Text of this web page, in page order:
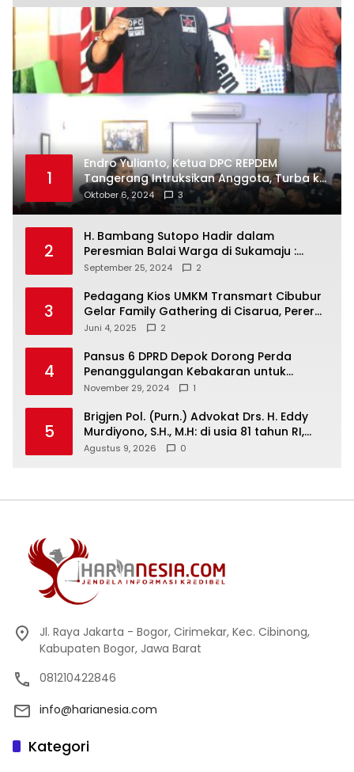
1
Endro Yulianto, Ketua DPC REPDEM
Tangerang Intruksikan Anggota, Turba ke
Masyarakat Dan Jalani Apa Yang di
Putuskan RAKERCABSUS
Oktober 6, 2024 3
2
H. Bambang Sutopo Hadir dalam
Peresmian Balai Warga di Sukamaju :
Wadah Baru untuk Kolaborasi dan
September 25, 2024 2
3
Pedagang Kios UMKM Transmart Cibubur
Gelar Family Gathering di Cisarua, Pererat
Silaturahmi dan Kekompakan
Juni 4, 2025 2
4
Pansus 6 DPRD Depok Dorong Perda
Penanggulangan Kebakaran untuk
Keselamatan Warga
November 29, 2024 1
5
Brigjen Pol. (Purn.) Advokat Drs. H. Eddy
Murdiyono, S.H., M.H: di usia 81 tahun RI,
tegakkan supremasi hukum dan keadilan
Agustus 9, 2026 0
Jl. Raya Jakarta - Bogor, Cirimekar, Kec. Cibinong,
Kabupaten Bogor, Jawa Barat
081210422846
info@harianesia.com
Kategori